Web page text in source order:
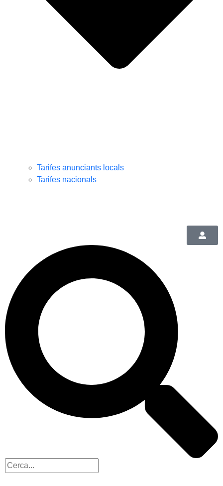
Tarifes anunciants locals
Tarifes nacionals